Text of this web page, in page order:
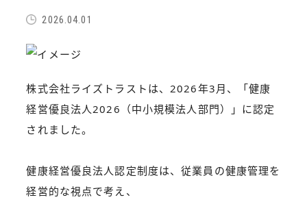
2026.04.01
株式会社ライズトラストは、2026年3月、「健康
経営優良法人2026（中小規模法人部門）」に認定
されました。
健康経営優良法人認定制度は、従業員の健康管理を
経営的な視点で考え、